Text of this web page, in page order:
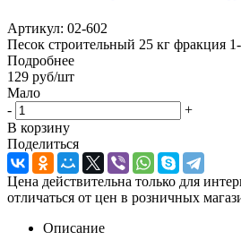
Артикул: 02-602
Песок строительный 25 кг фракция
Подробнее
129 руб/шт
Мало
-
+
В корзину
Поделиться
Цена действительна только для
отличаться от цен в розничных
Описание